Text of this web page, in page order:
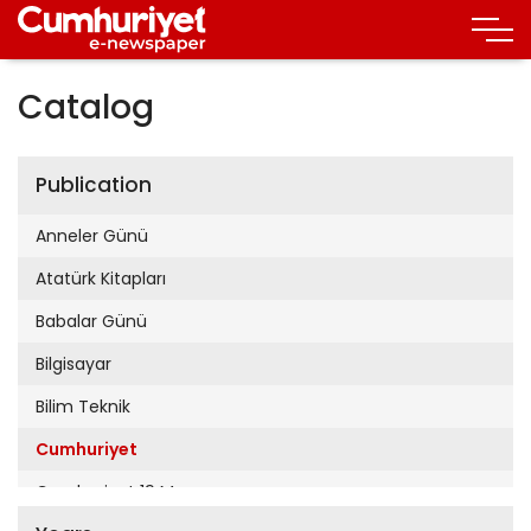
Catalog
Publication
Anneler Günü
Atatürk Kitapları
Babalar Günü
Bilgisayar
Bilim Teknik
Cumhuriyet
Cumhuriyet 19 Mayıs